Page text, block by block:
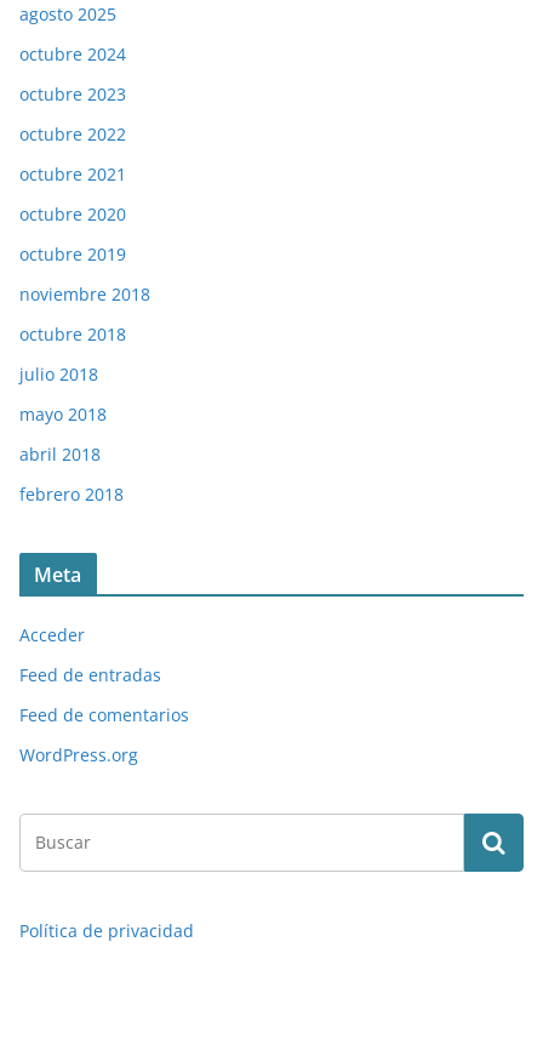
agosto 2025
octubre 2024
octubre 2023
octubre 2022
octubre 2021
octubre 2020
octubre 2019
noviembre 2018
octubre 2018
julio 2018
mayo 2018
abril 2018
febrero 2018
Meta
Acceder
Feed de entradas
Feed de comentarios
WordPress.org
Política de privacidad